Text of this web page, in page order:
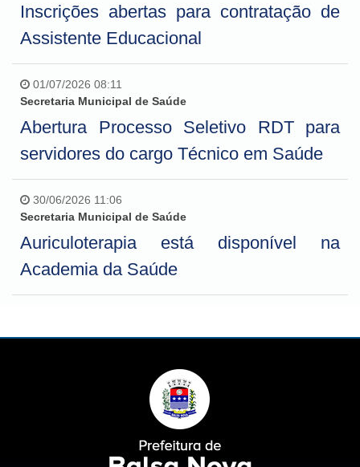
Inscrições abertas para contratação de
Assistente Educacional
01/07/2026 08:11
Secretaria Municipal de Saúde
Abertura Processo Seletivo RDT para
servidores do cargo Técnico em Saúde
30/06/2026 11:06
Secretaria Municipal de Saúde
Auriculoterapia está disponível na
Academia da Saúde